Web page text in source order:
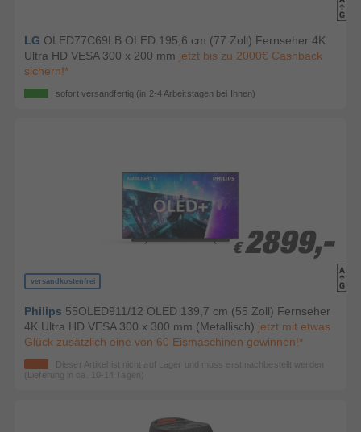
LG OLED77C69LB OLED 195,6 cm (77 Zoll) Fernseher 4K
Ultra HD VESA 300 x 200 mm jetzt bis zu 2000€ Cashback
sichern!*
sofort versandfertig (in 2-4 Arbeitstagen bei Ihnen)
versandkostenfrei
€ 2899,-
€ 2899,-
Philips 55OLED911/12 OLED 139,7 cm (55 Zoll) Fernseher
4K Ultra HD VESA 300 x 300 mm (Metallisch) jetzt mit etwas
Glück zusätzlich eine von 60 Eismaschinen gewinnen!*
Dieser Artikel ist nicht auf Lager und muss erst nachbestellt werden
(Lieferung in ca. 10-14 Tagen)